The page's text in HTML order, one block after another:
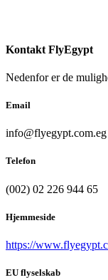
Kontakt FlyEgypt
Nedenfor er de
Email
info@flyegypt.com.eg
Telefon
(002) 02 226 944 65
Hjemmeside
https://
EU flyselskab